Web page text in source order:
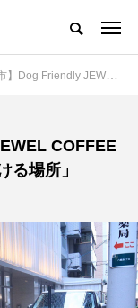
COFFEE & TEA「お散歩中にほっと一息つける場所」
COFFEE
る場所」